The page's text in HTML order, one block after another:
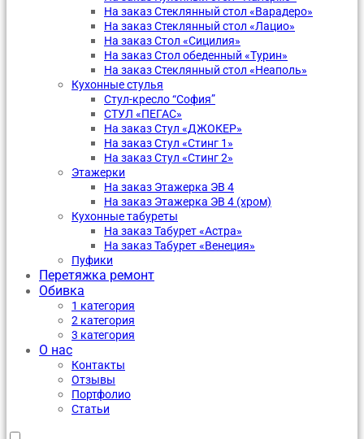
На заказ Стеклянный стол «Варадеро»
На заказ Стеклянный стол «Лацио»
На заказ Стол «Сицилия»
На заказ Стол обеденный «Турин»
На заказ Стеклянный стол «Неаполь»
Кухонные стулья
Стул-кресло “София”
CТУЛ «ПЕГАС»
На заказ Стул «ДЖОКЕР»
На заказ Стул «Стинг 1»
На заказ Стул «Стинг 2»
Этажерки
На заказ Этажерка ЭВ 4
На заказ Этажерка ЭВ 4 (хром)
Кухонные табуреты
На заказ Табурет «Астра»
На заказ Табурет «Венеция»
Пуфики
Перетяжка ремонт
Обивка
1 категория
2 категория
3 категория
О нас
Контакты
Отзывы
Портфолио
Статьи